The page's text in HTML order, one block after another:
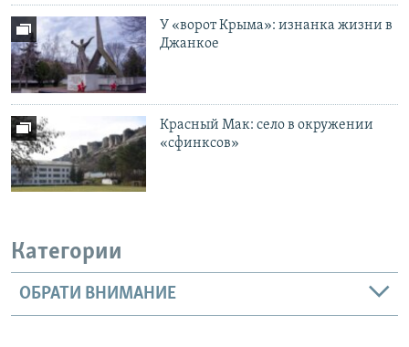
У «ворот Крыма»: изнанка жизни в
Джанкое
Красный Мак: село в окружении
«сфинксов»
Категории
ОБРАТИ ВНИМАНИЕ